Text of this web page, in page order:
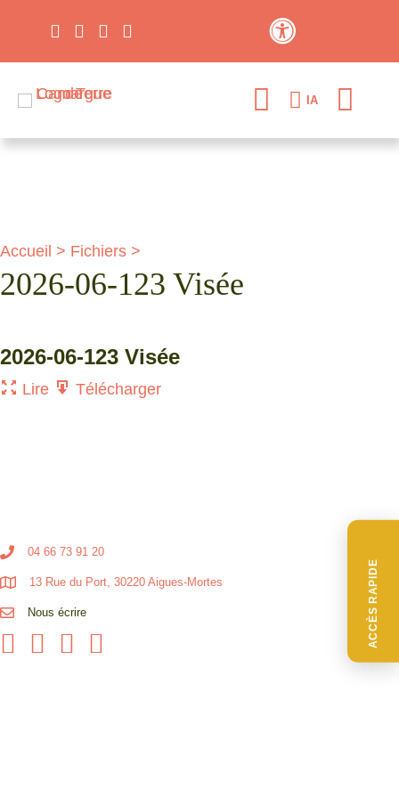
ACCÈS RAPIDE
IA
Accueil > Fichiers >
2026-06-123 Visée
2026-06-123 Visée
Lire Télécharger
04 66 73 91 20
13 Rue du Port, 30220 Aigues-Mortes
Nous écrire